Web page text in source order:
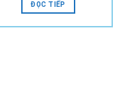
ĐỌC TIẾP